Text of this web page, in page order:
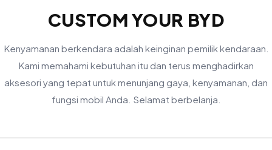
CUSTOM YOUR BYD
Kenyamanan berkendara adalah keinginan pemilik kendaraan.
Kami memahami kebutuhan itu dan terus menghadirkan
aksesori yang tepat untuk menunjang gaya, kenyamanan, dan
fungsi mobil Anda. Selamat berbelanja.